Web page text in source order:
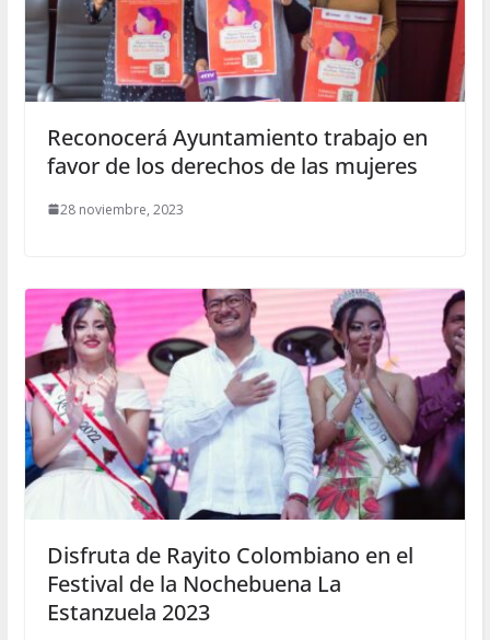
Reconocerá Ayuntamiento trabajo en
favor de los derechos de las mujeres
28 noviembre, 2023
Disfruta de Rayito Colombiano en el
Festival de la Nochebuena La
Estanzuela 2023